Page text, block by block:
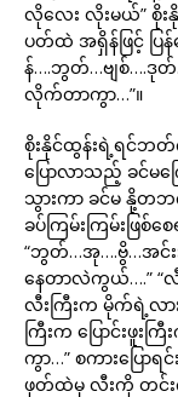
လိုလေး လိုးမယ်” စို
ပတ်ထဲ အရှိန်ဖြင့် ပြ
န်….ဘွတ်…ဗျစ်….ဒုတ်
လိုက်တာကွာ…”။
စိုးနိုင်ထွန်းရဲ့ရင်ဘတ်
ပြောလာသည့် ခင်မက
သွားကာ ခင်မ နို့
ခပ်ကြမ်းကြမ်းဖြ
“ဘွတ်…အု….ဗွိ…အင်းး
နေတာလဲကွယ်….” “
လီးကြီးက မိုက်ရဲ့လ
ကြီးက ပြောင်းဖူး
ကွာ…” စကားပြော
ဖုတ်ထဲမှ လီးကို တင်း